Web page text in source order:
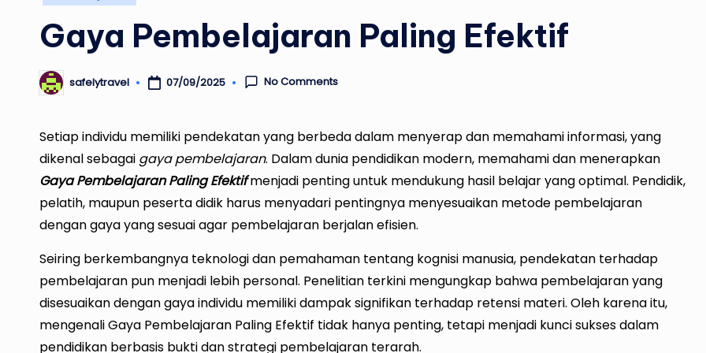
Gaya Pembelajaran Paling Efektif
Posted
by
safelytravel 07/09/2025 No Comments
Setiap individu memiliki pendekatan yang berbeda dalam menyerap dan memahami informasi, yang
dikenal sebagai gaya pembelajaran. Dalam dunia pendidikan modern, memahami dan menerapkan
Gaya Pembelajaran Paling Efektifmenjadi penting untuk mendukung hasil belajar yang optimal. Pendidik,
pelatih, maupun peserta didik harus menyadari pentingnya menyesuaikan metode pembelajaran
dengan gaya yang sesuai agar pembelajaran berjalan efisien.
Seiring berkembangnya teknologi dan pemahaman tentang kognisi manusia, pendekatan terhadap
pembelajaran pun menjadi lebih personal. Penelitian terkini mengungkap bahwa pembelajaran yang
disesuaikan dengan gaya individu memiliki dampak signifikan terhadap retensi materi. Oleh karena itu,
mengenali Gaya Pembelajaran Paling Efektif tidak hanya penting, tetapi menjadi kunci sukses dalam
pendidikan berbasis bukti dan strategi pembelajaran terarah.